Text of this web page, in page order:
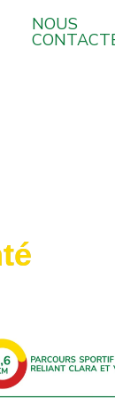
NOUS